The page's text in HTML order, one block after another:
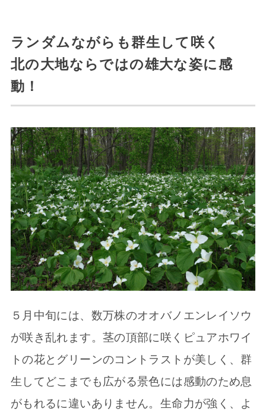
ランダムながらも群生して咲く
北の大地ならではの雄大な姿に感
動！
５月中旬には、数万株のオオバノエンレイソウ
が咲き乱れます。茎の頂部に咲くピュアホワイ
トの花とグリーンのコントラストが美しく、群
生してどこまでも広がる景色には感動のため息
がもれるに違いありません。生命力が強く、よ